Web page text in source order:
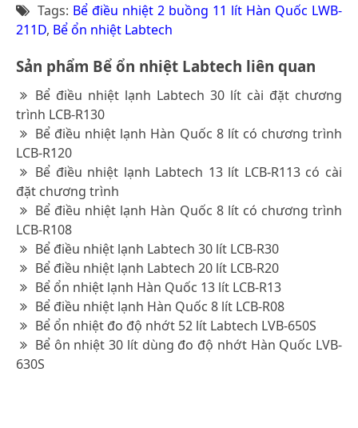
Tags: Bể điều nhiệt 2 buồng 11 lít Hàn Quốc LWB-
211D, Bể ổn nhiệt Labtech
Sản phẩm Bể ổn nhiệt Labtech liên quan
Bể điều nhiệt lạnh Labtech 30 lít cài đặt chương
trình LCB-R130
Bể điều nhiệt lạnh Hàn Quốc 8 lít có chương trình
LCB-R120
Bể điều nhiệt lạnh Labtech 13 lít LCB-R113 có cài
đặt chương trình
Bể điều nhiệt lạnh Hàn Quốc 8 lít có chương trình
LCB-R108
Bể điều nhiệt lạnh Labtech 30 lít LCB-R30
Bể điều nhiệt lạnh Labtech 20 lít LCB-R20
Bể ổn nhiệt lạnh Hàn Quốc 13 lít LCB-R13
Bể điều nhiệt lạnh Hàn Quốc 8 lít LCB-R08
Bể ổn nhiệt đo độ nhớt 52 lít Labtech LVB-650S
Bể ôn nhiệt 30 lít dùng đo độ nhớt Hàn Quốc LVB-
630S